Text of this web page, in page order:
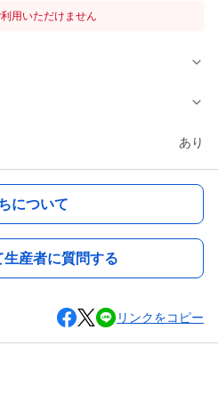
用いただけません
あり
について
産者に質問する
リンクをコピー